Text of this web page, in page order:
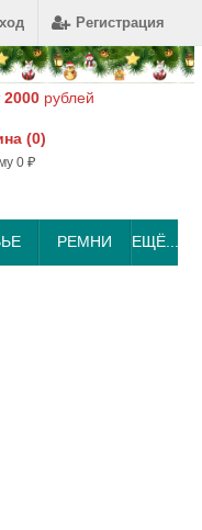
Регистрация
2000 рублей
(0)
0 ₽
РЕМНИ ЕЩЁ...